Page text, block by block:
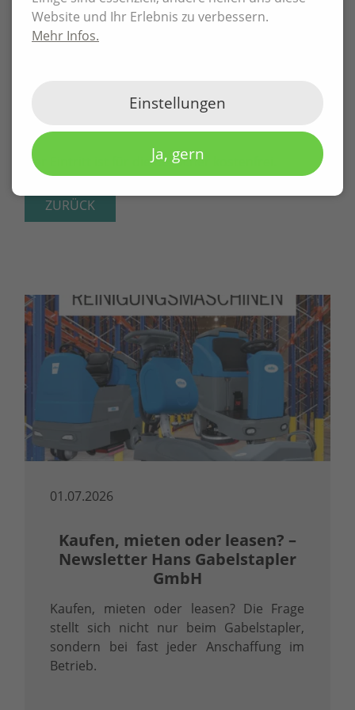
Die Veranstalter und vor allem die Teams aus den
Pflegeeinrichtungen freuen sich über zahlreichen
fußballbegeisterten Chemnitzerinnen und
Der Eintritt ist für die Besucher kostenfrei.
ZURÜCK
01.07.2026
Kaufen, mieten oder leasen? –
Newsletter Hans Gabelstapler
GmbH
Kaufen, mieten oder leasen? Die Frage
stellt sich nicht nur beim Gabelstapler,
sondern bei fast jeder Anschaffung im
Betrieb.
Website und Ihr Erlebnis zu verbessern.
Mehr Infos.
Einstellungen
Ja, gern